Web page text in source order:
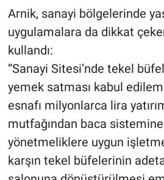
Arnik, sanayi bölgelerinde
uygulamalara da dikkat
kullandı:
“Sanayi Sitesi’nde tekel
yemek satması kabul
esnafı milyonlarca lira
mutfağından baca
yönetmeliklere uygun
karşın tekel büfelerinin